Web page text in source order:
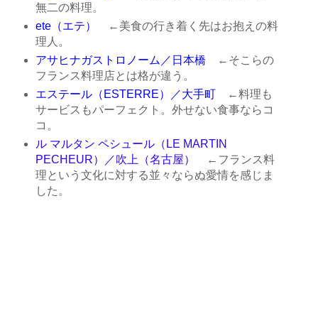
無二の料理。
ete（エテ）
←美食の行き着く先はお抱えの料
理人。
アサヒナガストロノーム／日本橋 ←そこらの
フランス料理店とは格が違う。
エステール（ESTERRE）／大手町←料理も
サービスもパーフェクト。外せない食事ならコ
コ。
ル マルタン ペシュール（LE MARTIN
PECHEUR）／吹上（名古屋）
←フランス料
理という文化に対する並々ならぬ愛情を感じま
した。